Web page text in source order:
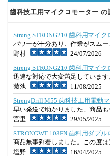
歯科技工用マイクロモーター の
Strong STRONG210 歯科用マイ
パワーが十分あり、作業がスム
野村
24/07/2026
Strong STRONG210 歯科用マイ
迅速な対応で大変満足していま
菊池
11/08/2025
StrongDrill M55 歯科技工用電動
早い発送で助かりました。商品
宮里
29/05/2025
STRONGWT 103FN 歯科用ダブ
商品無事到着しました。この度
塩野
16/04/2025